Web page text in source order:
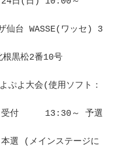
仙台 WASSE(ワッセ) 3
ぷよ大会(使用ソフト：
)